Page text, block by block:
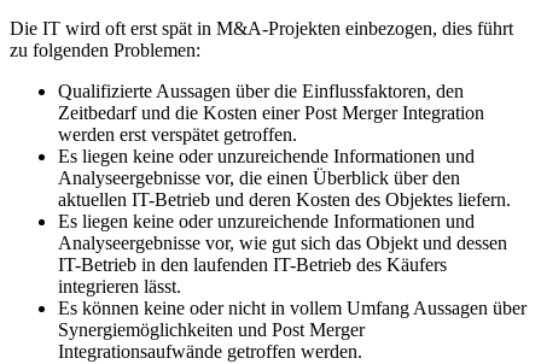
Die IT wird oft erst spät in M&A-Projekten einbezogen, dies führt
zu folgenden Problemen:
Qualifizierte Aussagen über die Einflussfaktoren, den
Zeitbedarf und die Kosten einer Post Merger Integration
werden erst verspätet getroffen.
Es liegen keine oder unzureichende Informationen und
Analyseergebnisse vor, die einen Überblick über den
aktuellen IT-Betrieb und deren Kosten des Objektes liefern.
Es liegen keine oder unzureichende Informationen und
Analyseergebnisse vor, wie gut sich das Objekt und dessen
IT-Betrieb in den laufenden IT-Betrieb des Käufers
integrieren lässt.
Es können keine oder nicht in vollem Umfang Aussagen über
Synergiemöglichkeiten und Post Merger
Integrationsaufwände getroffen werden.